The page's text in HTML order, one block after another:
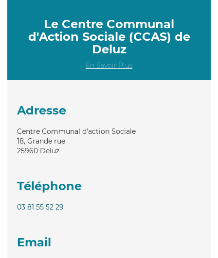
Le Centre Communal
d'Action Sociale (CCAS) de
Deluz
En Savoir Plus
Adresse
Centre Communal d'action Sociale
18, Grande rue
25960 Deluz
Téléphone
03 81 55 52 29
Email